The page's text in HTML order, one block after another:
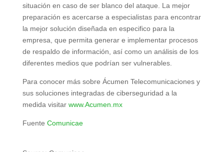
situación en caso de ser blanco del ataque. La mejor
preparación es acercarse a especialistas para encontrar
la mejor solución diseñada en especifico para la
empresa, que permita generar e implementar procesos
de respaldo de información, así como un análisis de los
diferentes medios que podrían ser vulnerables.
Para conocer más sobre Ácumen Telecomunicaciones y
sus soluciones integradas de ciberseguridad a la
medida visitar www.Acumen.mx
Fuente Comunicae